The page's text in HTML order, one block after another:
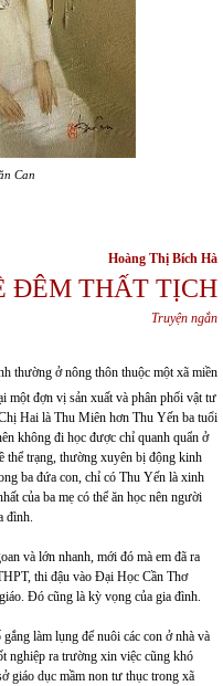
Can
Hoàng Thị Bích Hà
ĐÊM THẤT TỊCH
Truyện ngắn
thường ở nông thôn thuộc một xã miền
một đợn vị sản xuất và phân phối vật tư
Hai là Thu Miên hơn Thu Yến ba tuổi
không đi học được chỉ quanh quẩn ở
thể trạng, thường xuyên bị động kinh
ba đứa con, chỉ có Thu Yến là xinh
của ba mẹ có thể ăn học nên người
đình.
và lớn nhanh, mới đó mà em đã ra
thi đậu vào Đại Học Cần Thơ
Đó cũng là kỳ vọng của gia đình.
làm lụng để nuôi các con ở nhà và
nghiệp ra trường xin việc cũng khó
giáo dục mầm non tư thục trong xã